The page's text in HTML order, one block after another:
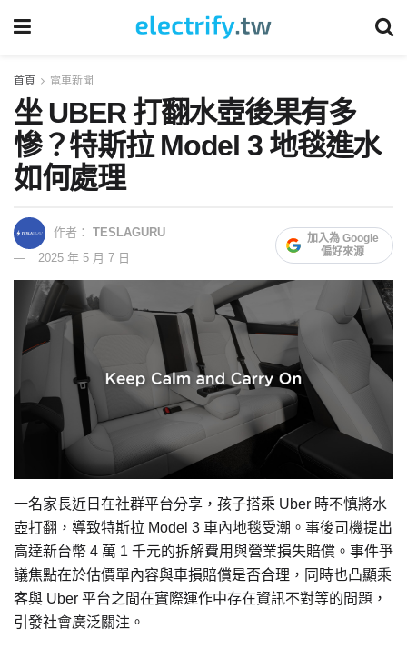
首頁 電車新聞
坐 UBER 打翻水壺後果有多
慘？特斯拉 Model 3 地毯進水
如何處理
作者： TESLAGURU
2025 年 5 月 7 日
加入為 Google
偏好來源
一名家長近日在社群平台分享，孩子搭乘 Uber 時不慎將水
壺打翻，導致特斯拉 Model 3 車內地毯受潮。事後司機提出
高達新台幣 4 萬 1 千元的拆解費用與營業損失賠償。事件爭
議焦點在於估價單內容與車損賠償是否合理，同時也凸顯乘
客與 Uber 平台之間在實際運作中存在資訊不對等的問題，
引發社會廣泛關注。